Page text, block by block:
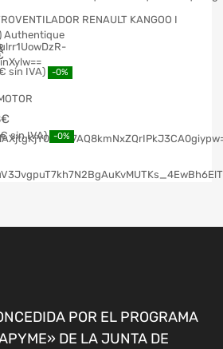
RENAULT KANGOO I
Authentique
-0%
€
€ -0%
POR EL PROGRAMA
DE LA JUNTA DE